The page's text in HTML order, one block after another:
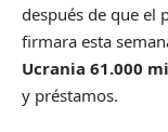
después de que el
firmara esta
Ucrania 61.000
y préstamos.